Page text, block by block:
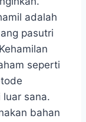
adalah
pasutri
seperti
luar sana.
bahan